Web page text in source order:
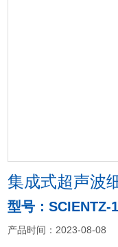
集成式超声波
型号：SCIENTZ-
产品时间：2023-08-08